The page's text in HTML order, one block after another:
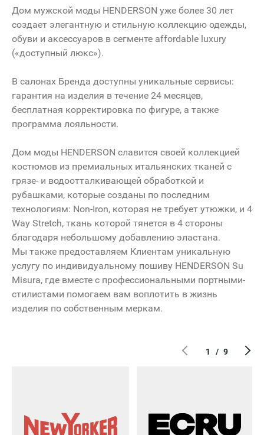
Дом мужской моды HENDERSON уже более 30 лет
создает элегантную и стильную коллекцию одежды,
обуви и аксессуаров в сегменте affordable luxury
(«доступный люкс»).
В салонах Бренда доступны уникальные сервисы:
гарантия на изделия в течение 24 месяцев,
бесплатная корректировка по фигуре, а также
программа лояльности.
Дом моды HENDERSON славится своей коллекцией
костюмов из премиальных итальянских тканей с
грязе- и водоотталкивающей обработкой и
рубашками, которые созданы по последним
технологиям: Non-Iron, которая не требует утюжки, и 4
Way Stretch, ткань которой тянется в 4 стороны
благодаря небольшому добавлению эластана.
Мы также предоставляем Клиентам уникальную
услугу по индивидуальному пошиву HENDERSON Su
Misura, где вместе с профессиональными портными-
стилистами помогаем вам воплотить в жизнь
изделия по собственным меркам.
1 / 9